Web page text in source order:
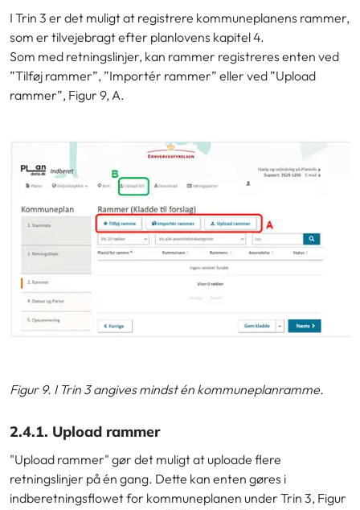
I Trin 3 er det muligt at registrere kommuneplanens rammer,
som er tilvejebragt efter planlovens kapitel 4.
Som med retningslinjer, kan rammer registreres enten ved
”Tilføj rammer”, ”Importér rammer” eller ved ”Upload
rammer”, Figur 9, A.
Figur 9. I Trin 3 angives mindst én kommuneplanramme.
2.4.1. Upload rammer
"Upload rammer" gør det muligt at uploade flere
retningslinjer på én gang. Dette kan enten gøres i
indberetningsflowet for kommuneplanen under Trin 3, Figur